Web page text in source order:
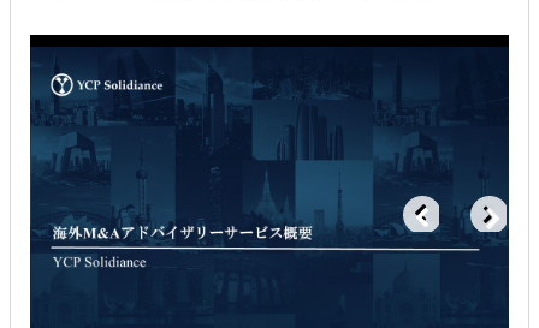
解決できる課題
外国人材／グローバル人材を活用したい
自社商材の現地でのニーズを知りたい
海外におけるリスク・コストを低減したい